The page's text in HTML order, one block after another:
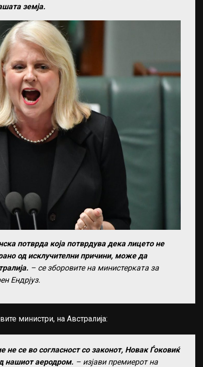
земја.
потврда која потврдува дека лицето не
од исклучителни причини, може да
– се зборовите на министерката за
Ендрјуз.
министри, на Австралија:
не се во согласност со законот, Новак Ѓоковиќ
нашиот аеродром. – изјави премиерот на